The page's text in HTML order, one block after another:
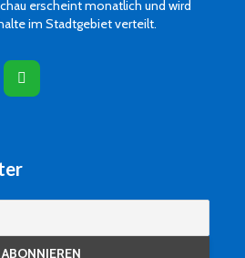
erscheint monatlich und wird
im Stadtgebiet verteilt.